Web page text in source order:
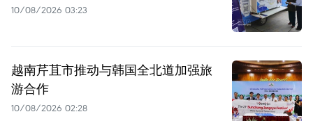
10/08/2026 03:23
越南芹苴市推动与韩国全北道加强旅
游合作
10/08/2026 02:28